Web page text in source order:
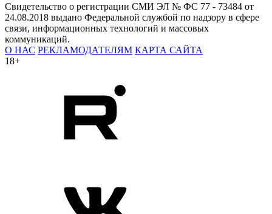
Свидетельство о регистрации СМИ ЭЛ № ФС 77 - 73484 от
24.08.2018 выдано Федеральной службой по надзору в сфере
связи, информационных технологий и массовых
коммуникаций.
О НАС РЕКЛАМОДАТЕЛЯМ КАРТА САЙТА
18+